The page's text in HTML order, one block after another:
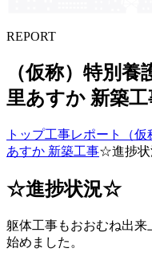
REPORT
（仮称）​特別
里あすか​ 新築工
トップ工事レポート
（
あすか 新築工事☆進捗
☆進捗状況☆
躯体工事もおおむね出来
始めました。